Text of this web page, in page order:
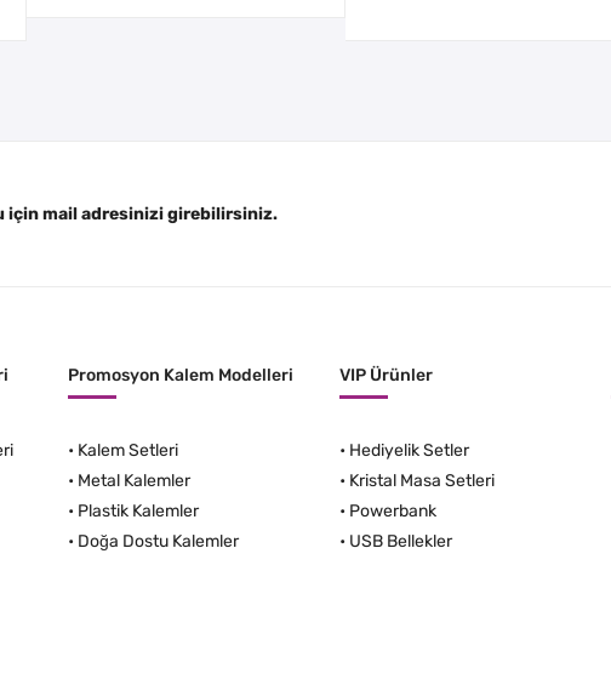
için mail adresinizi girebilirsiniz.
Promosyon Kalem Modelleri
• Kalem Setleri
• Metal Kalemler
• Plastik Kalemler
• Doğa Dostu Kalemler
VIP Ürünler
• Hediyelik Setler
• Kristal Masa Setleri
• Powerbank
• USB Bellekler